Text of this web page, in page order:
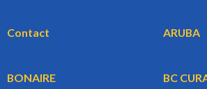
Contact ARUBA
BONAIRE BC